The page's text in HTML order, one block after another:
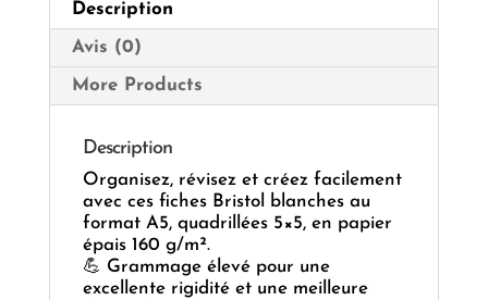
Paquet
100
—
Polyvalentes
Description
Avis (0)
More Products
Description
Organisez, révisez et créez facilement
avec ces fiches Bristol blanches au
format A5, quadrillées 5×5, en papier
épais 160 g/m².
💪 Grammage élevé pour une
excellente rigidité et une meilleure